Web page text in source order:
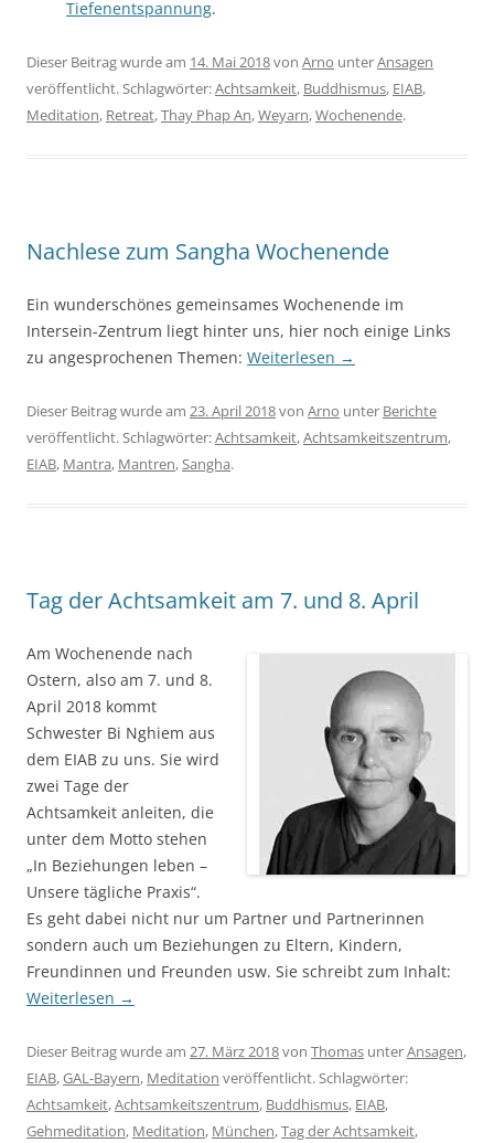
Tiefenentspannung.
Dieser Beitrag wurde am 14. Mai 2018von Arno unterAnsagen
veröffentlicht. Schlagwörter:Achtsamkeit, Buddhismus, EIAB,
Meditation, Retreat,Thay Phap An,Weyarn,Wochenende.
Nachlese zum Sangha Wochenende
Ein wunderschönes gemeinsames Wochenende im
Intersein-Zentrum liegt hinter uns, hier noch einige Links
zu angesprochenen Themen: Weiterlesen →
Dieser Beitrag wurde am 23. April 2018von Arno unter Berichte
veröffentlicht. Schlagwörter:Achtsamkeit,Achtsamkeitszentrum,
EIAB, Mantra, Mantren,Sangha.
Tag der Achtsamkeit am 7. und 8. April
Am Wochenende nach
Ostern, also am 7. und 8.
April 2018 kommt
Schwester Bi Nghiem aus
dem EIAB zu uns. Sie wird
zwei Tage der
Achtsamkeit anleiten, die
unter dem Motto stehen
„In Beziehungen leben –
Unsere tägliche Praxis“.
Es geht dabei nicht nur um Partner und Partnerinnen
sondern auch um Beziehungen zu Eltern, Kindern,
Freundinnen und Freunden usw. Sie schreibt zum Inhalt:
Weiterlesen →
Dieser Beitrag wurde am 27. März 2018von Thomas unterAnsagen,
EIAB,GAL-Bayern, Meditation veröffentlicht. Schlagwörter:
Achtsamkeit,Achtsamkeitszentrum, Buddhismus, EIAB,
Gehmeditation, Meditation, München,Tag der Achtsamkeit,